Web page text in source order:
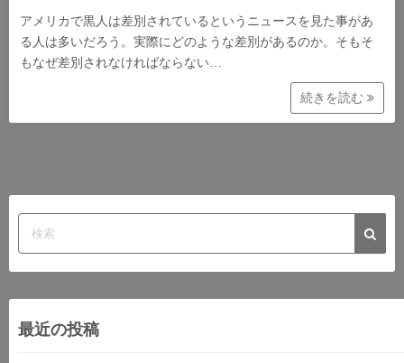
アメリカで黒人は差別されているというニュースを見た事があ
る人は多いだろう。実際にどのような差別があるのか。そもそ
もなぜ差別されなければならない…
続きを読む
最近の投稿